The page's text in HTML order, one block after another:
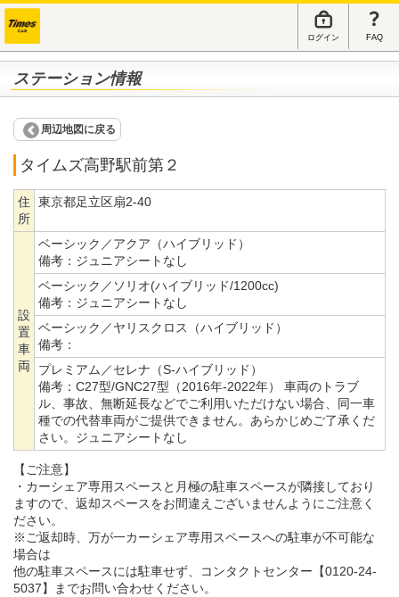
ログイン FAQ
ステーション情報
周辺地図に戻る
タイムズ高野駅前第２
住
所
東京都足立区扇2-40
設
置
車
両
ベーシック／アクア（ハイブリッド）
備考： ジュニアシートなし
ベーシック／ソリオ(ハイブリッド/1200cc)
備考： ジュニアシートなし
ベーシック／ヤリスクロス（ハイブリッド）
備考：
プレミアム／セレナ（S-ハイブリッド）
備考： C27型/GNC27型（2016年-2022年） 車両のトラブ
ル、事故、無断延長などでご利用いただけない場合、同一車
種での代替車両がご提供できません。あらかじめご了承くだ
さい。ジュニアシートなし
【ご注意】
・カーシェア専用スペースと月極の駐車スペースが隣接しており
ますので、返却スペースをお間違えございませんようにご注意く
ださい。
※ご返却時、万が一カーシェア専用スペースへの駐車が不可能な
場合は
他の駐車スペースには駐車せず、コンタクトセンター【0120-24-
5037】までお問い合わせください。